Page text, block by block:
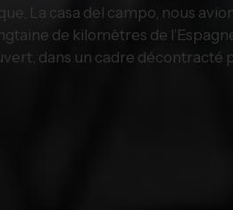
La casa del campo, nous
de kilomètres de
dans un cadre décontracté